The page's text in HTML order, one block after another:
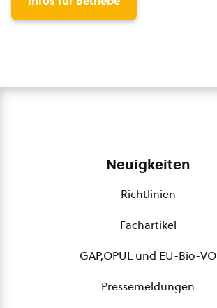
Neuigkeiten
Richtlinien
Fachartikel
GAP,ÖPUL und EU-Bio-VO
Pressemeldungen